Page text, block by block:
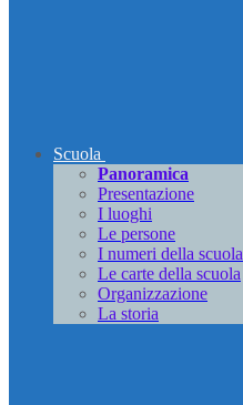
Scuola
Panoramica
Presentazione
I luoghi
Le persone
I numeri della scuola
Le carte della scuola
Organizzazione
La storia